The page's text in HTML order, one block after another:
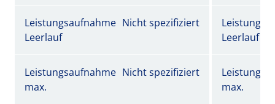
Leistungsaufnahme
Leerlauf
Nicht spezifiziert
Leerlauf
Leistungsaufnahme
max.
Nicht spezifiziert
max.